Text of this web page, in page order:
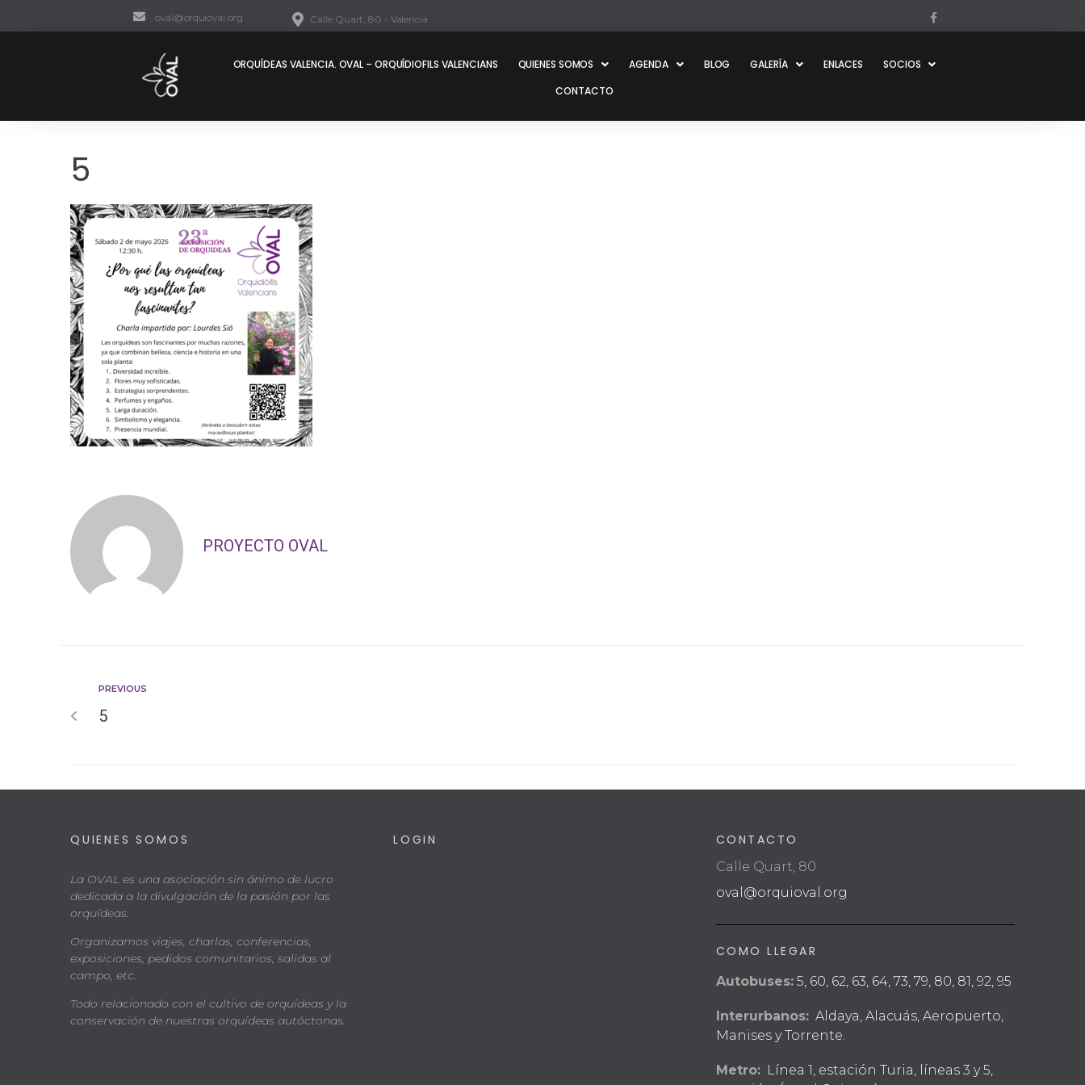
oval@orquioval.org Calle Quart, 80 - Valencia
ORQUÍDEAS VALENCIA. OVAL – ORQUÍDIOFILS VALENCIANS QUIENES SOMOS AGENDA BLOG GALERÍA ENLACES
SOCIOS
CONTACTO
5
PROYECTO OVAL
PREVIOUS
5
QUIENES SOMOS
La OVAL es una asociación sin ánimo de lucro
dedicada a la divulgación de la pasión por las
orquídeas.
Organizamos viajes, charlas, conferencias,
exposiciones, pedidos comunitarios, salidas al
campo, etc.
Todo relacionado con el cultivo de orquídeas y la
conservación de nuestras orquídeas autóctonas.
LOGIN CONTACTO
Calle Quart, 80
oval@orquioval.org
COMO LLEGAR
Autobuses: 5, 60, 62, 63, 64, 73, 79, 80, 81, 92, 95
Interurbanos: Aldaya, Alacuás, Aeropuerto,
Manises y Torrente.
Metro: Línea 1, estación Turia, líneas 3 y 5,